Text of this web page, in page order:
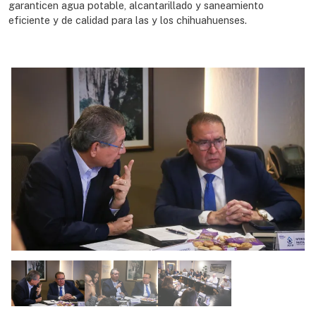
garanticen agua potable, alcantarillado y saneamiento
eficiente y de calidad para las y los chihuahuenses.